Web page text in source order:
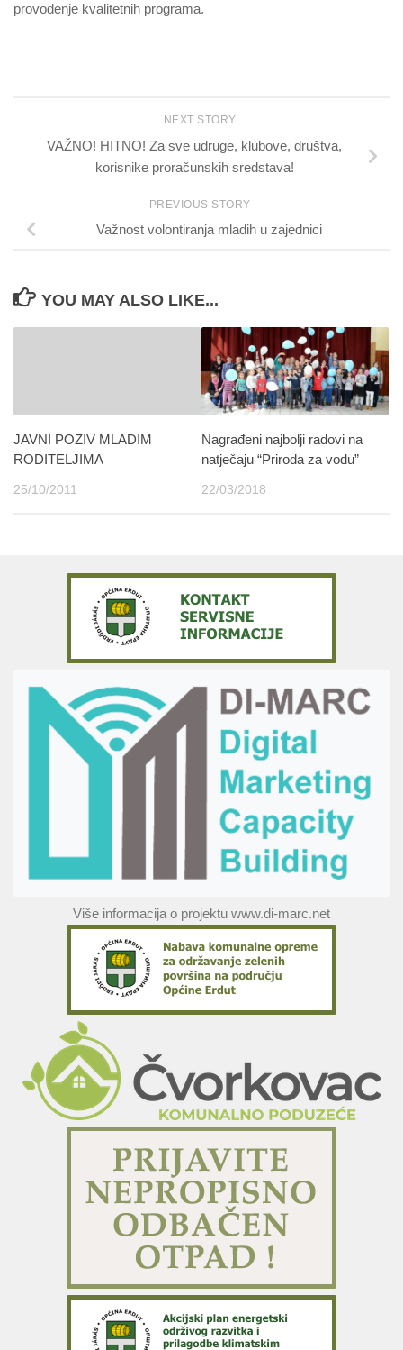
provođenje kvalitetnih programa.
NEXT STORY
VAŽNO! HITNO! Za sve udruge, klubove, društva,
korisnike proračunskih sredstava!
PREVIOUS STORY
Važnost volontiranja mladih u zajednici
YOU MAY ALSO LIKE...
JAVNI POZIV MLADIM
RODITELJIMA
25/10/2011
Nagrađeni najbolji radovi na
natječaju “Priroda za vodu”
22/03/2018
Više informacija o projektu www.di-marc.net